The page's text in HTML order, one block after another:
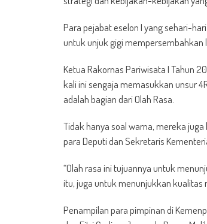
Para pejabat eselon I yang sehari-
untuk unjuk gigi mempersembahkan
Ketua Rakornas Pariwisata I Tahun
kali ini sengaja memasukkan unsur
adalah bagian dari Olah Rasa.
Tidak hanya soal warna, mereka
para Deputi dan Sekretaris
“Olah rasa ini tujuannya untuk
itu, juga untuk menunjukkan
Penampilan para pimpinan di